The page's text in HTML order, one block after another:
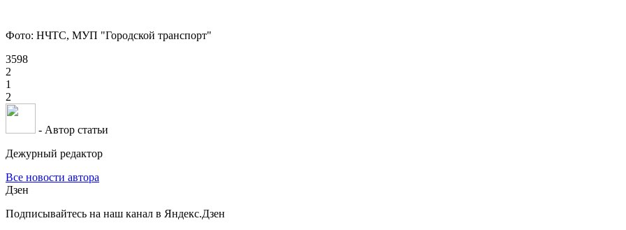
Фото: НЧТС, МУП "Городской транспорт"
3598
2
1
2
- Автор статьи
Дежурный редактор
Все новости автора
Дзен
Подписывайтесь на наш канал в Яндекс.Дзен